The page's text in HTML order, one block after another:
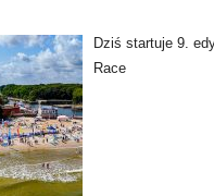
Dziś startuje 9.
Race